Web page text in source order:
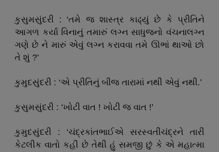
કુસુમસુંદરી : ‘તમે જ શાસ્ત્ર કાઢ્યું છે કે પ્રીતિને
આગળ કર્યા વિનાનું તમારું લગ્ન સાધુજનો વંચનાલગ્ન
ગણે છે ને મારું એવું લગ્ન કરાવવા તમે ઊભાં થાઓ છો
તે શું ?’
કુમુદસુંદરી : ‘એ પ્રીતિનું બીજ તારામાં નથી એવું નથી.’
કુસુમસુંદરી : ‘ખોટી વાત ! ખોટી જ વાત !’
કુમુદસુંદરી : ‘ચંદ્રકાંતભાઈએ સરસ્વતીચંદ્રને તારી
કેટલીક વાતો કહી છે તેથી હું સમજી છું કે એ મહાત્મા